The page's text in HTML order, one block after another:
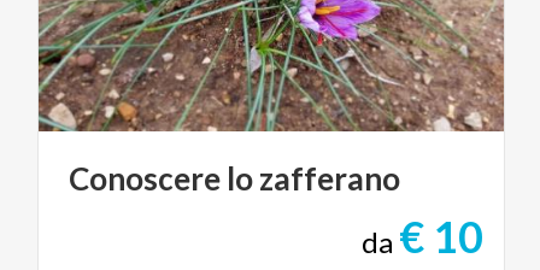
Conoscere lozafferano
da € 10